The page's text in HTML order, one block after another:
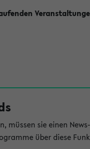
müssen sie einen
über diese